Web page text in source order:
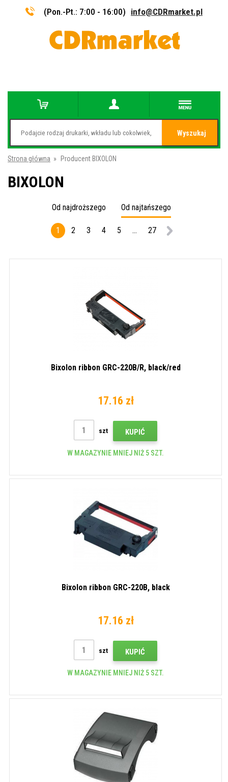
(Pon.-Pt.: 7:00 - 16:00) info@CDRmarket.pl
Wyszukaj
Strona główna » Producent BIXOLON
BIXOLON
Od najdroższego Od najtańszego
1 2 3 4 5 ... 27
Bixolon ribbon GRC-220B/R, black/red
17.16 zł
szt KUPIĆ
W MAGAZYNIE MNIEJ NIŻ 5 SZT.
Bixolon ribbon GRC-220B, black
17.16 zł
szt KUPIĆ
W MAGAZYNIE MNIEJ NIŻ 5 SZT.